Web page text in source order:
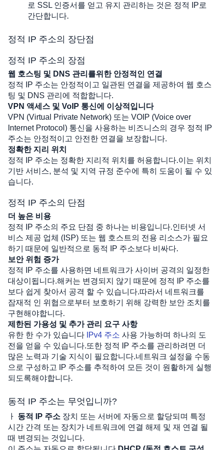
로 SSL 인증서를 얻고 유지 관리하는 것은 정적 IP로
간단합니다.
정적 IP 주소의 장단점
정적 IP 주소의 장점
웹 호스팅 및 DNS 관리를위한 안정적인 연결
정적 IP 주소는 안정적이고 일관된 연결을 제공하여 웹 호스
팅 및 DNS 관리에 적합합니다.
VPN 액세스 및 VoIP 통신에 이상적입니다
VPN (Virtual Private Network) 또는 VOIP (Voice over
Internet Protocol) 통신을 사용하는 비즈니스의 경우 정적 IP
주소는 안정적이고 안전한 연결을 보장합니다.
정확한 지리 위치
정적 IP 주소는 정확한 지리적 위치를 허용합니다.이는 위치
기반 서비스, 분석 및 지역 규정 준수에 특히 도움이 될 수 있
습니다.
정적 IP 주소의 단점
더 높은 비용
정적 IP 주소의 주요 단점 중 하나는 비용입니다.인터넷 서
비스 제공 업체 (ISP) 또는 웹 호스트의 전용 리소스가 필요
하기 때문에 일반적으로 동적 IP 주소보다 비싸다.
보안 위험 증가
정적 IP 주소를 사용하면 네트워크가 사이버 공격의 일정한
대상이됩니다.해커는 변경되지 않기 때문에 정적 IP 주소를
보다 쉽게 ​​찾아서 공격 할 수 있습니다.따라서 네트워크를
잠재적 인 위협으로부터 보호하기 위해 강력한 보안 조치를
구현해야합니다.
제한된 가용성 및 추가 관리 요구 사항
유한 한 수가 있습니다 IPv4 주소 사용 가능하며 하나의 도
전을 얻을 수 있습니다.또한 정적 IP 주소를 관리하려면 더
많은 노력과 기술 지식이 필요합니다.네트워크 설정을 수동
으로 구성하고 IP 주소를 추적하여 모든 것이 원활하게 실행
되도록해야합니다.
동적 IP 주소는 무엇입니까?
ㅏ 동적 IP 주소 장치 또는 서버에 자동으로 할당되며 특정
시간 간격 또는 장치가 네트워크에 연결 해제 및 재 연결 될
때 변경되는 것입니다.